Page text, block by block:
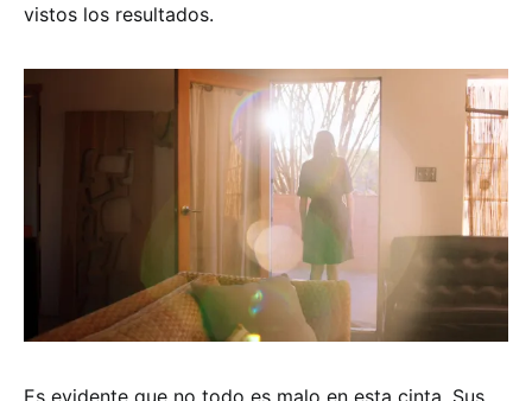
vistos los resultados.